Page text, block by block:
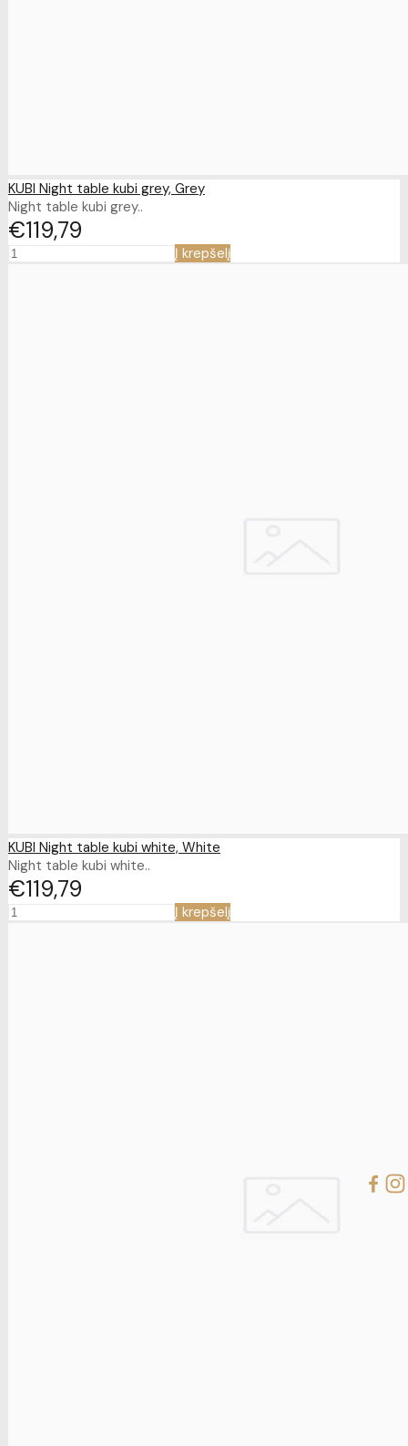
KUBI Night table kubi grey, Grey
Night table kubi grey..
€11979
Į krepšelį
KUBI Night table kubi white, White
Night table kubi white..
€11979
Į krepšelį